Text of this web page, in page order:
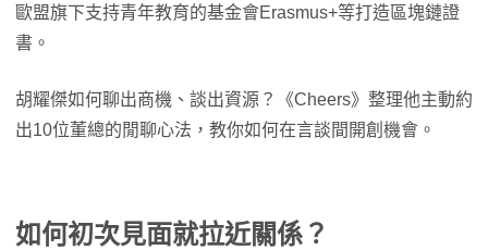
歐盟旗下支持青年教育的基金會Erasmus+等打造區塊鏈證
書。
胡耀傑如何聊出商機、談出資源？《Cheers》整理他主動約
出10位董總的閒聊心法，教你如何在言談間開創機會。
如何初次見面就拉近關係？